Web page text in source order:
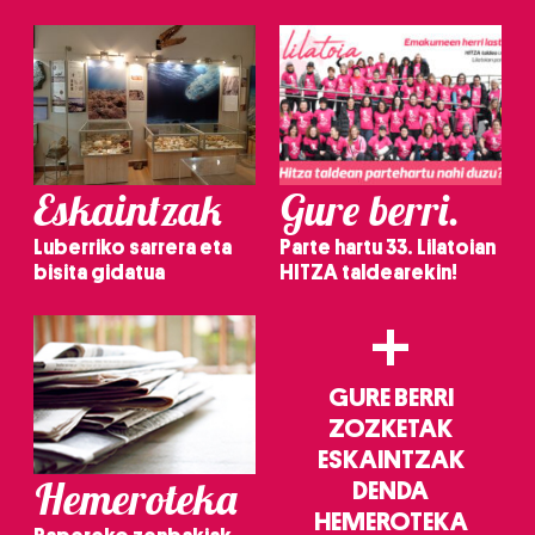
Eskaintzak
Luberriko sarrera eta
bisita gidatua
Gure berri.
Parte hartu 33. Lilatoian
HITZA taldearekin!
Hemeroteka
+
GURE BERRI
ZOZKETAK
ESKAINTZAK
DENDA
HEMEROTEKA